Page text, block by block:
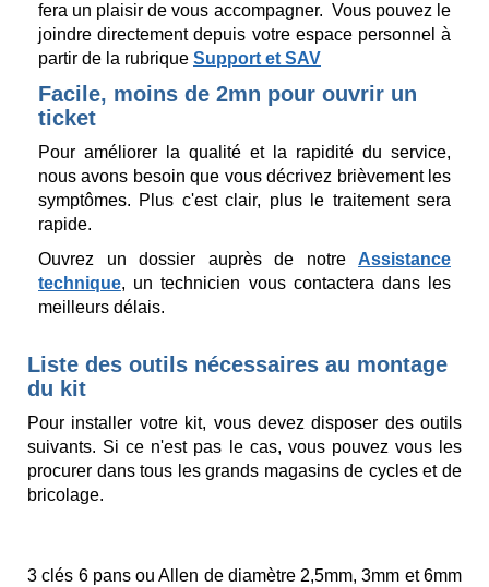
fera un plaisir de vous accompagner. Vous pouvez le
joindre directement depuis votre espace personnel à
partir de la rubrique Support et SAV
Facile, moins de 2mn pour ouvrir un
ticket
Pour améliorer la qualité et la rapidité du service,
nous avons besoin que vous décrivez brièvement les
symptômes. Plus c'est clair, plus le traitement sera
rapide.
Ouvrez un dossier auprès de notre Assistance
technique, un technicien vous contactera dans les
meilleurs délais.
Liste des outils nécessaires au montage
du kit
Pour installer votre kit, vous devez disposer des outils
suivants. Si ce n'est pas le cas, vous pouvez vous les
procurer dans tous les grands magasins de cycles et de
bricolage.
3 clés 6 pans ou Allen de diamètre 2,5mm, 3mm et 6mm